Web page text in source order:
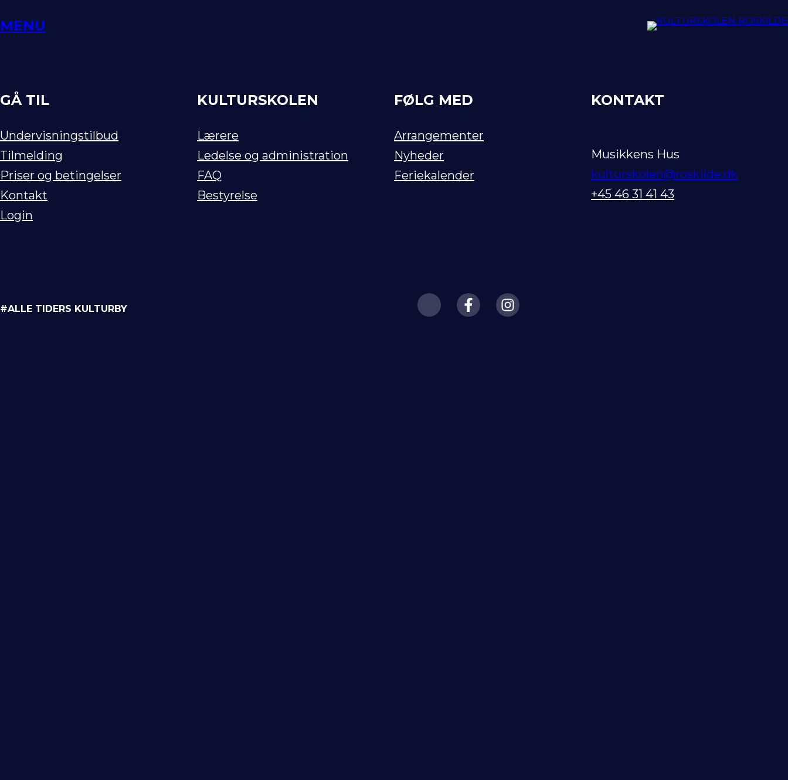
til
MENU
GÅ TIL
Undervisningstilbud
Tilmelding
Priser og betingelser
Kontakt
Login
KULTURSKOLEN
Lærere
Ledelse og administration
FAQ
Bestyrelse
FØLG MED
Arrangementer
Nyheder
Feriekalender
KONTAKT
Musikkens Hus
kulturskolen@roskilde.dk
+45 46 31 41 43
#ALLE TIDERS KULTURBY